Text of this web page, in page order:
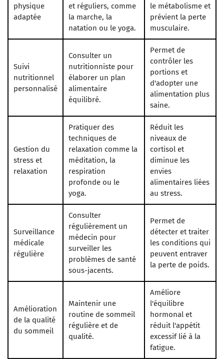
physique
adaptée
et réguliers, comme
la marche, la
natation ou le yoga.
le métabolisme et
prévient la perte
musculaire.
Suivi
nutritionnel
personnalisé
Consulter un
nutritionniste pour
élaborer un plan
alimentaire
équilibré.
Permet de
contrôler les
portions et
d'adopter une
alimentation plus
saine.
Gestion du
stress et
relaxation
Pratiquer des
techniques de
relaxation comme la
méditation, la
respiration
profonde ou le
yoga.
Réduit les
niveaux de
cortisol et
diminue les
envies
alimentaires liées
au stress.
Surveillance
médicale
régulière
Consulter
régulièrement un
médecin pour
surveiller les
problèmes de santé
sous-jacents.
Permet de
détecter et traiter
les conditions qui
peuvent entraver
la perte de poids.
Amélioration
de la qualité
du sommeil
Maintenir une
routine de sommeil
régulière et de
qualité.
Améliore
l'équilibre
hormonal et
réduit l'appétit
excessif lié à la
fatigue.